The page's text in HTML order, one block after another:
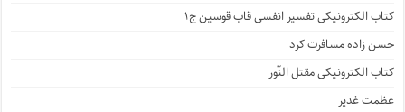
کتاب الکترونیکی تفسیر انفسی قاب قوسین ج۱
حسن زاده مسافرت کرد
کتاب الکترونیکی مقتل النّور
عظمت غدیر